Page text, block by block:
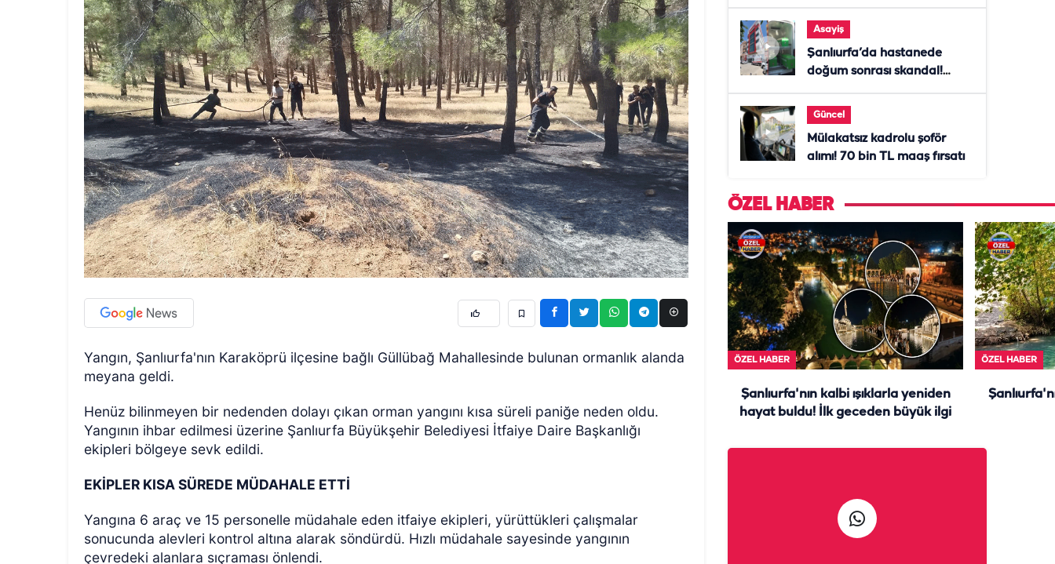
Yangın, Şanlıurfa'nın Karaköprü ilçesine bağlı Güllübağ Mahallesinde bulunan ormanlık alanda
meyana geldi.
Henüz bilinmeyen bir nedenden dolayı çıkan orman yangını kısa süreli paniğe neden oldu.
Yangının ihbar edilmesi üzerine Şanlıurfa Büyükşehir Belediyesi İtfaiye Daire Başkanlığı
ekipleri bölgeye sevk edildi.
EKİPLER KISA SÜREDE MÜDAHALE ETTİ
Yangına 6 araç ve 15 personelle müdahale eden itfaiye ekipleri, yürüttükleri çalışmalar
sonucunda alevleri kontrol altına alarak söndürdü. Hızlı müdahale sayesinde yangının
çevredeki alanlara sıçraması önlendi.
Asayiş
Şanlıurfa’da hastanede
doğum sonrası skandal!
Güncel
Mülakatsız kadrolu şoför
alımı! 70 bin TL maaş fırsatı
ÖZEL HABER
ÖZEL HABER
Şanlıurfa'nın kalbi ışıklarla yeniden
hayat buldu! İlk geceden büyük ilgi
ÖZEL HABER